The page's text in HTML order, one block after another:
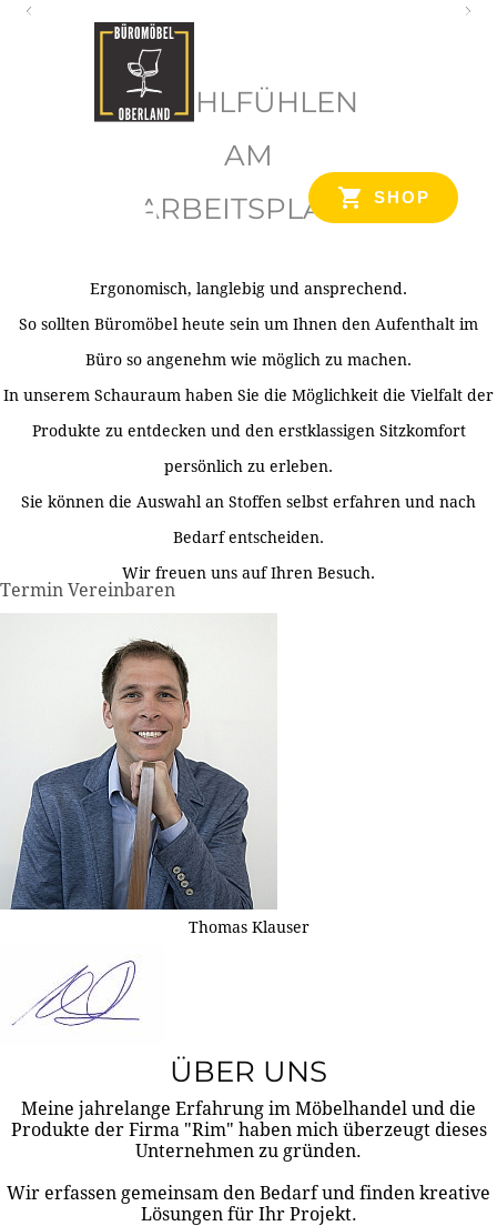
SHOP
WOHLFÜHLEN
AM
ARBEITSPLATZ
Ergonomisch, langlebig und ansprechend.
So sollten Büromöbel heute sein um Ihnen den Aufenthalt im
Büro so angenehm wie möglich zu machen.
In unserem Schauraum haben Sie die Möglichkeit die Vielfalt der
Produkte zu entdecken und den erstklassigen Sitzkomfort
persönlich zu erleben.
Sie können die Auswahl an Stoffen selbst erfahren und nach
Bedarf entscheiden.
Wir freuen uns auf Ihren Besuch.
Termin Vereinbaren
Thomas Klauser
ÜBER UNS
Meine jahrelange Erfahrung im Möbelhandel und die
Produkte der Firma "Rim" haben mich überzeugt dieses
Unternehmen zu gründen.
Wir erfassen gemeinsam den Bedarf und finden kreative
Lösungen für Ihr Projekt.